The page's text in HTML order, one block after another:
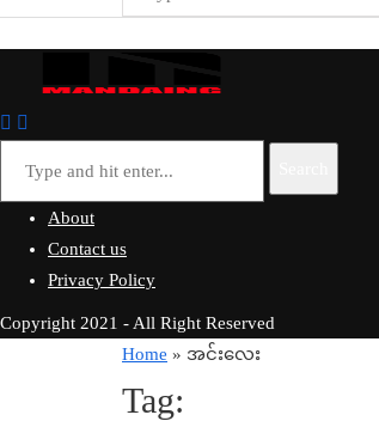
About
Contact us
Privacy Policy
Copyright 2021 - All Right Reserved
Home » အင်းလေး
Tag: